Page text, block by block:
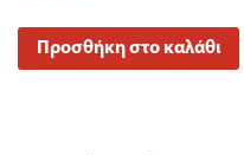
Προσθήκη στο καλάθι